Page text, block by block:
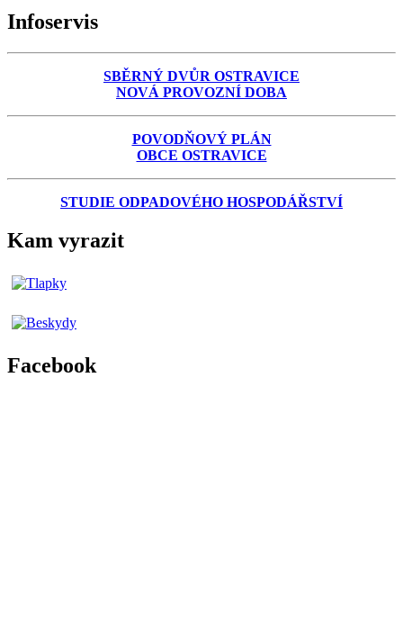
Infoservis
SBĚRNÝ DVŮR OSTRAVICE
NOVÁ PROVOZNÍ DOBA
POVODŇOVÝ PLÁN
OBCE OSTRAVICE
STUDIE ODPADOVÉHO HOSPODÁŘSTVÍ
Kam vyrazit
Facebook